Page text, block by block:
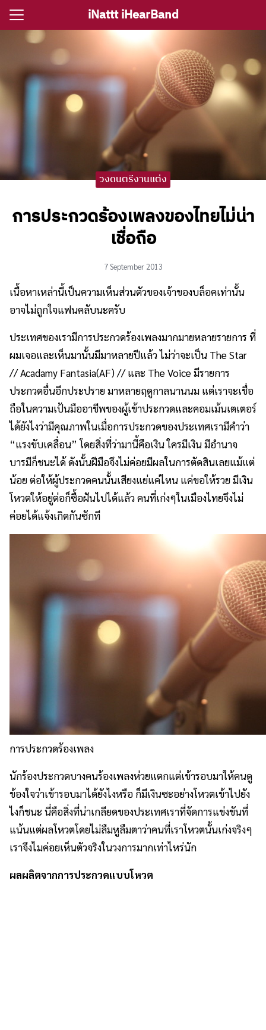
Skip
iNattt iHearBand
ราคาวงดนตรี
Search
for:
วงดนตรีงานแต่ง
การประกวดร้องเพลงของไทยไม่น่า
เชื่อถือ
7 September 2013
เนื้อหาเหล่านี้เป็นความเห็นส่วนตัวของเจ้าของบล็อคเท่านั้น
อาจไม่ถูกใจแฟนคลับนะครับ
ประเทศของเรามีการประกวดร้องเพลงมากมายหลายรายการ ที่
ผมเจอและเห็นมานั้นมีมาหลายปีแล้ว ไม่ว่าจะเป็น The Star
// Acadamy Fantasia(AF) // และ The Voice มีรายการ
ประกวดอื่นอีกประปราย มาหลายฤดูกาลนานนม แต่เราจะเชื่อ
ถือในความเป้นมืออาชีพของผู้เข้าประกวดและคอมเม้นเตเตอร์
ได้ยังไงว่ามีคุณภาพในเมื่อการประกวดของประเทศเรามีคำว่า
“แรงขับเคลื่อน” โดยสิ่งที่ว่ามานี้คือเงิน ใครมีเงิน มีอำนาจ
บารมีก็ชนะได้ ดังนั้นฝีมือจึงไม่ค่อยมีผลในการตัดสินเลยแม้แต่
น้อย ต่อให้ผู้ประกวดคนนั้นเสียงแย่แค่ไหน แค่ขอให้รวย มีเงิน
โหวตให้อยู่ต่อก็ซื้อฝันไปได้แล้ว คนที่เก่งๆในเมืองไทยจึงไม่
ค่อยได้แจ้งเกิดกันซักที
การประกวดร้องเพลง
นักร้องประกวดบางคนร้องเพลงห่วยแตกแต่เข้ารอบมาให้คนดู
ข้องใจว่าเข้ารอบมาได้ยังไงหรือ ก็มีเงินซะอย่างโหวตเข้าไปยัง
ไงก็ชนะ นี่คือสิ่งที่น่าเกลียดของประเทศเราที่จัดการแข่งขันที่
แน้นแต่ผลโหวตโดยไม่ลืมหูลืมตาว่าคนที่เราโหวตนั้นเก่งจริงๆ
เราจึงไมค่อยเห็นตัวจริงในวงการมากเท่าไหร่นัก
ผลผลิตจากการประกวดแบบโหวต